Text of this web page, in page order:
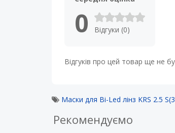
0 Відгуки (0)
Відгуків про цей товар ще не
Маски для Bi-Led лінз KRS 2.5
Рекомендуємо